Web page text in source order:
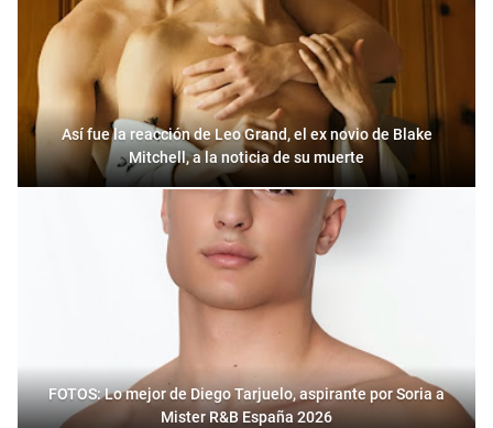
Así fue la reacción de Leo Grand, el ex novio de Blake
Mitchell, a la noticia de su muerte
FOTOS: Lo mejor de Diego Tarjuelo, aspirante por Soria a
Mister R&B España 2026